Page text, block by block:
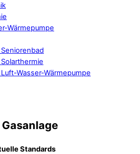
Wärmepumpe
Wasser-Wärmepumpe
Standards